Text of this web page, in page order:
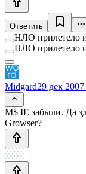
Ответить
НЛО прилетело и
НЛО прилетело и
Midgard29 дек
M$ IE забыли. Да
Growser?